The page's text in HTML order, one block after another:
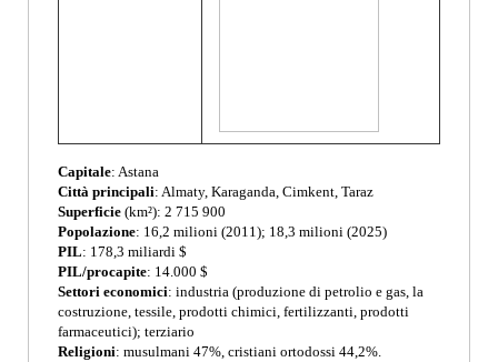
Capitale: Astana
Città principali: Almaty, Karaganda, Cimkent, Taraz
Superficie (km²): 2 715 900
Popolazione: 16,2 milioni (2011); 18,3 milioni (2025)
PIL: 178,3 miliardi $
PIL/procapite: 14.000 $
Settori economici: industria (produzione di petrolio e gas, la
costruzione, tessile, prodotti chimici, fertilizzanti, prodotti
farmaceutici); terziario
Religioni: musulmani 47%, cristiani ortodossi 44,2%.